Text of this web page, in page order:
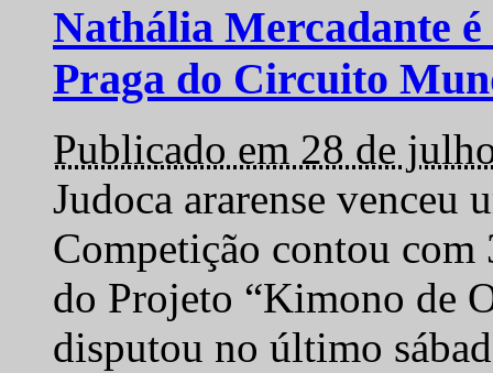
Nathália Mercadante
Praga do Circuito
Publicado em 28 de
Judoca ararense venceu
Competição contou com
do Projeto “Kimono de
disputou no último